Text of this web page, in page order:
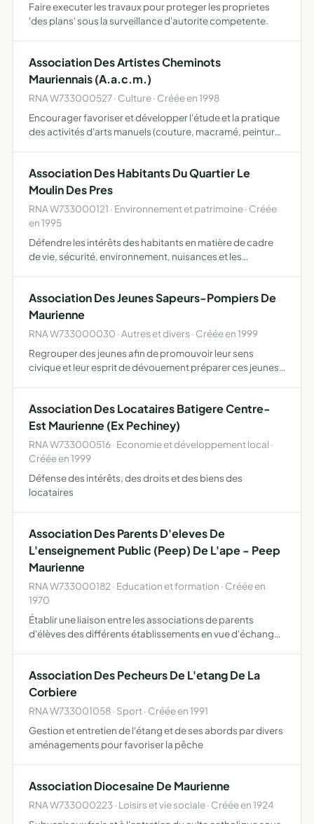
Faire executer les travaux pour proteger les proprietes
'des plans' sous la surveillance d'autorite competente.
Association Des Artistes Cheminots
Mauriennais (A.a.c.m.)
RNA W733000527 · Culture · Créée en 1998
Encourager favoriser et développer l'étude et la pratique
des activités d'arts manuels (couture, macramé, peinture
Association Des Habitants Du Quartier Le
Moulin Des Pres
RNA W733000121 · Environnement et patrimoine · Créée
en 1995
Défendre les intérêts des habitants en matière de cadre
de vie, sécurité, environnement, nuisances et les
Association Des Jeunes Sapeurs-Pompiers De
Maurienne
RNA W733000030 · Autres et divers · Créée en 1999
Regrouper des jeunes afin de promouvoir leur sens
civique et leur esprit de dévouement préparer ces jeunes
Association Des Locataires Batigere Centre-
Est Maurienne (Ex Pechiney)
RNA W733000516 · Economie et développement local ·
Créée en 1999
Défense des intérêts, des droits et des biens des
locataires
Association Des Parents D'eleves De
L'enseignement Public (Peep) De L'ape - Peep
Maurienne
RNA W733000182 · Education et formation · Créée en
1970
Établir une liaison entre les associations de parents
d'élèves des différents établissements en vue d'échanger
plu…
Association Des Pecheurs De L'etang De La
Corbiere
RNA W733001058 · Sport · Créée en 1991
Gestion et entretien de l'étang et de ses abords par divers
aménagements pour favoriser la pêche
Association Diocesaine De Maurienne
RNA W733000223 · Loisirs et vie sociale · Créée en 1924